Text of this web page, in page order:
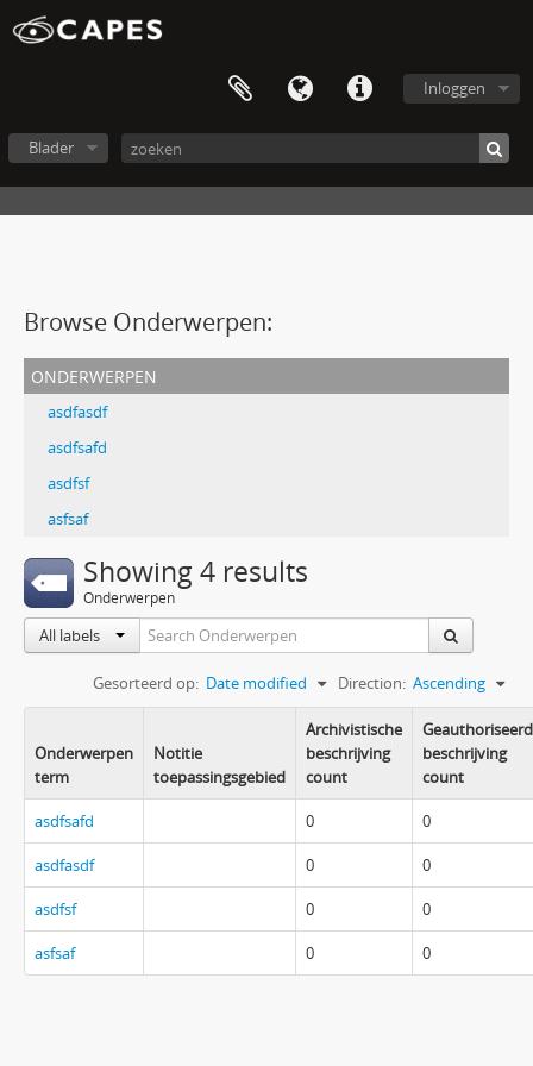
Inloggen
Blader
Browse Onderwerpen:
onderwerpen
asdfasdf
asdfsafd
asdfsf
asfsaf
Showing 4 results
Onderwerpen
All labels
Gesorteerd op: Date modified Direction: Ascending
Onderwerpen
term
Notitie
toepassingsgebied
Archivistische
beschrijving
count
beschrijving
count
asdfsafd 0 0
asdfasdf 0 0
asdfsf 0 0
asfsaf 0 0